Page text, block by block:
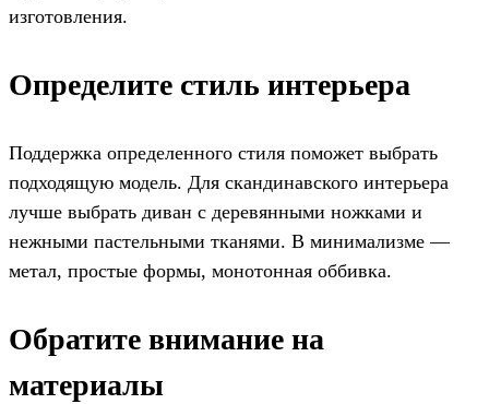
изготовления.
Определите стиль интерьера
Поддержка определенного стиля поможет выбрать
подходящую модель. Для скандинавского интерьера
лучше выбрать диван с деревянными ножками и
нежными пастельными тканями. В минимализме —
метал, простые формы, монотонная оббивка.
Обратите внимание на
материалы